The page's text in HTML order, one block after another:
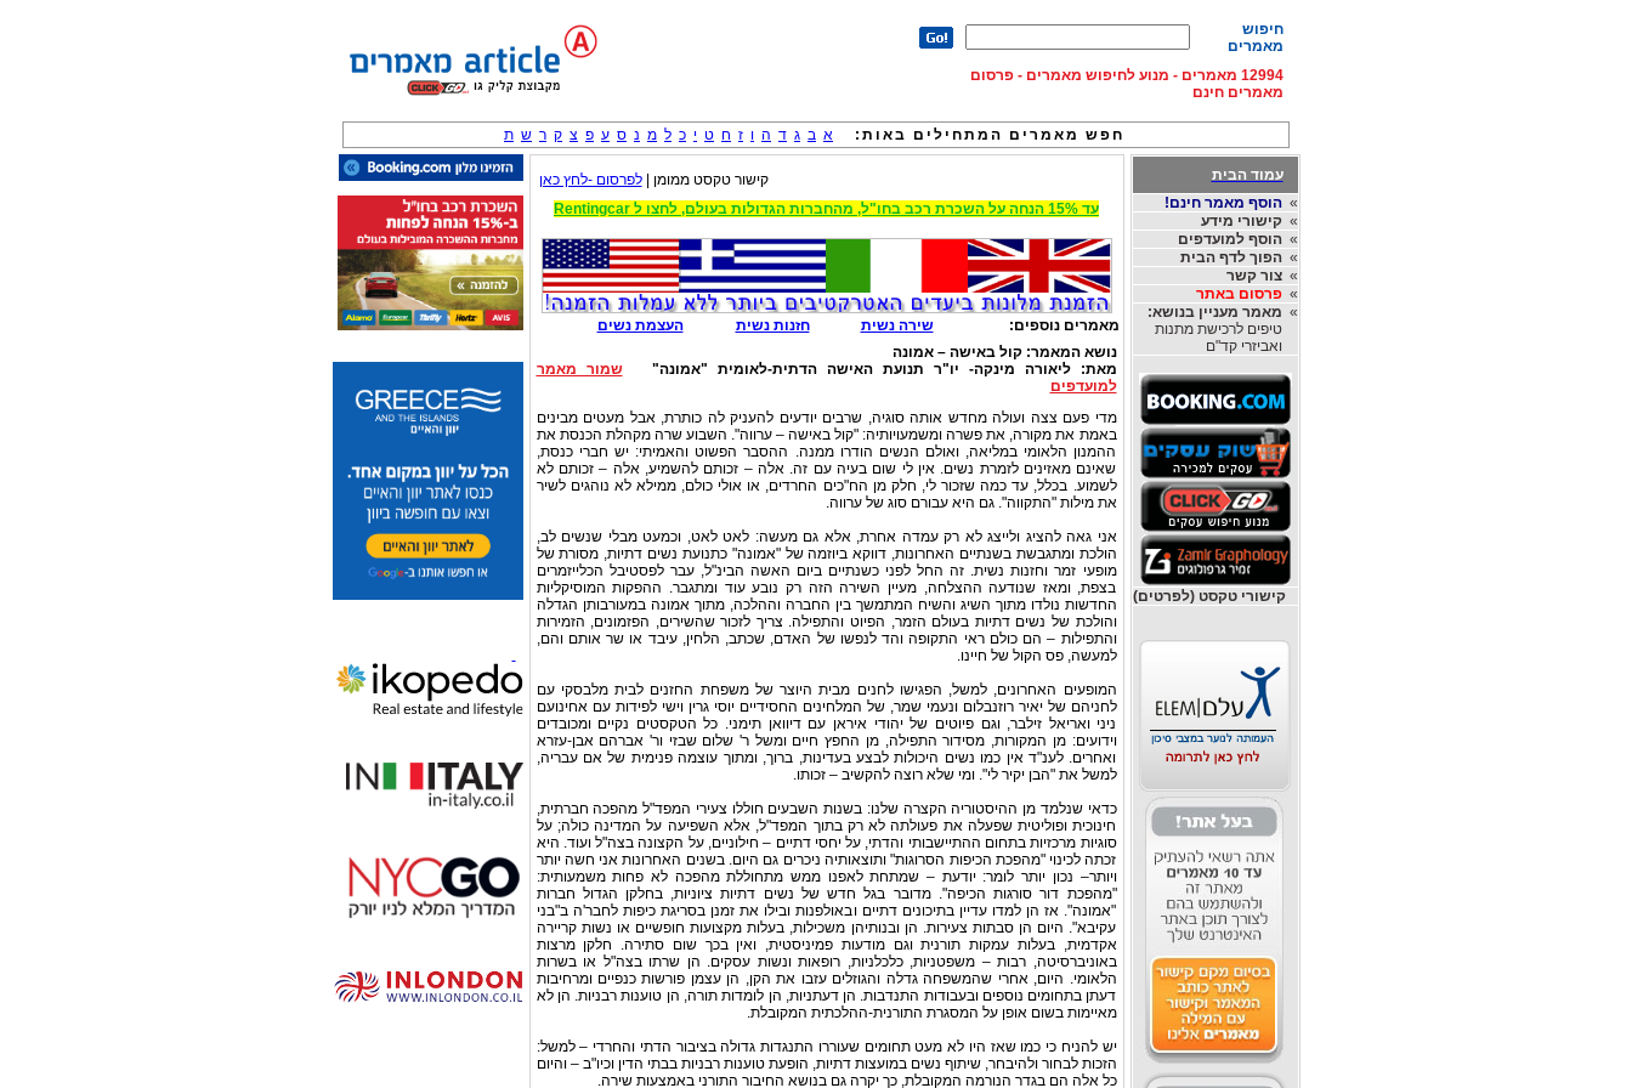
חיפוש
מאמרים
12994 מאמרים - מנוע לחיפוש מאמרים - פרסום
מאמרים חינם
חפש מאמרים המתחילים באות: א ב ג ד ה ו ז ח ט י כ ל מ נ ס ע פ צ ק ר ש ת
עמוד הבית
»הוסף מאמר חינם!
»קישורי מידע
»הוסף למועדפים
»הפוך לדף הבית
»צור קשר
»פרסום באתר
» מאמר מעניין בנושא:
טיפים לרכישת מתנות
ואביזרי קד"ם
קישורי טקסט (לפרטים)
קישור טקסט ממומן |לפרסום -לחץ כאן
עד 15% הנחה על השכרת רכב בחו"ל, מהחברות הגדולות בעולם, לחצו ל Rentingcar
מאמרים נוספים: שירה נשית חזנות נשית
העצמת נשים
נושא המאמר:קול באישה – אמונה
מאת:ליאורה מינקה- יו"ר תנועת האישה הדתית-לאומית "אמונה"שמור מאמר
למועדפים
מדי פעם צצה ועולה מחדש אותה סוגיה, שרבים יודעים להעניק לה כותרת, אבל מעטים מבינים
באמת את מקורה, את פשרה ומשמעויותיה: "קול באישה – ערווה". השבוע שרה מקהלת הכנסת את
ההמנון הלאומי במליאה, ואולם הנשים הודרו ממנה. ההסבר הפשוט והאמיתי: יש חברי כנסת,
שאינם מאזינים לזמרת נשים. אין לי שום בעיה עם זה. אלה – זכותם להשמיע, אלה – זכותם לא
לשמוע. בכלל, עד כמה שזכור לי, חלק מן הח"כים החרדים, או אולי כולם, ממילא לא נוהגים לשיר
את מילות "התקווה". גם היא עבורם סוג של ערווה.
אני גאה להציג ולייצג לא רק עמדה אחרת, אלא גם מעשה: לאט לאט, וכמעט מבלי שנשים לב,
הולכת ומתגבשת בשנתיים האחרונות, דווקא ביוזמה של "אמונה" כתנועת נשים דתיות, מסורת של
מופעי זמר וחזנות נשית. זה החל לפני כשנתיים ביום האשה הבינ"ל, עבר לפסטיבל הכלייזמרים
בצפת, ומאז שנודעה ההצלחה, מעיין השירה הזה רק נובע עוד ומתגבר. ההפקות המוסיקליות
החדשות נולדו מתוך השיג והשיח המתמשך בין החברה וההלכה, מתוך אמונה במעורבותן הגדלה
והולכת של נשים דתיות בעולם הזמר, הפיוט והתפילה. צריך לזכור שהשירים, הפזמונים, הזמירות
והתפילות – הם כולם ראי התקופה והד לנפשו של האדם, שכתב, הלחין, עיבד או שר אותם והם,
למעשה, פס הקול של חיינו.
המופעים האחרונים, למשל, הפגישו לחנים מבית היוצר של משפחת החזנים לבית מלבסקי עם
לחניהם של יאיר רוזנבלום ונעמי שמר, של המלחינים החסידיים יוסי גרין וישי לפידות עם אחינועם
ניני ואריאל זילבר, וגם פיוטים של יהודי איראן עם דיוואן תימני. כל הטקסטים נקיים ומכובדים
וידועים: מן המקורות, מסידור התפילה, מן החפץ חיים ומשל ר' שלום שבזי ור' אברהם אבן-עזרא
ואחרים. לענ"ד אין כמו נשים היכולות לבצע בעדינות, ברוך, ומתוך עוצמה פנימית של אם עבריה,
למשל את "הבן יקיר לי". ומי שלא רוצה להקשיב – זכותו.
כדאי שנלמד מן ההיסטוריה הקצרה שלנו: בשנות השבעים חוללו צעירי המפד"ל מהפכה חברתית,
חינוכית ופוליטית שפעלה את פעולתה לא רק בתוך המפד"ל, אלא השפיעה על המדינה כולה; על
סוגיות מרכזיות בתחום ההתיישבותי והדתי, על יחסי דתיים – חילוניים, על הקצונה בצה"ל ועוד. היא
זכתה לכינוי "מהפכת הכיפות הסרוגות" ותוצאותיה ניכרים גם היום. בשנים האחרונות אני חשה יותר
ויותר– נכון יותר לומר: יודעת – שמתחת לאפנו ממש מתחוללת מהפכה לא פחות משמעותית:
"מהפכת דור סורגות הכיפה". מדובר בגל חדש של נשים דתיות ציוניות, בחלקן הגדול חברות
"אמונה". אז הן למדו עדיין בתיכונים דתיים ובאולפנות ובילו את זמנן בסריגת כיפות לחבר'ה ב"בני
עקיבא". היום הן סבתות צעירות. הן ובנותיהן משכילות, בעלות מקצועות חופשיים או נשות קריירה
אקדמית, בעלות עמקות תורנית וגם מודעות פמיניסטית, ואין בכך שום סתירה. חלקן מרצות
באוניברסיטה, רבות – משפטניות, כלכלניות, רופאות ונשות עסקים. הן שרתו בצה"ל או בשרות
הלאומי. היום, אחרי שהמשפחה גדלה והגוזלים עזבו את הקן, הן עצמן פורשות כנפיים ומרחיבות
דעתן בתחומים נוספים ובעבודות התנדבות. הן דעתניות, הן לומדות תורה, הן טוענות רבניות. הן לא
מאיימות בשום אופן על המסגרת התורנית-ההלכתית המקובלת.
יש להניח כי כמו שאז היו לא מעט תחומים שעוררו התנגדות גדולה בציבור הדתי והחרדי – למשל:
הזכות לבחור ולהיבחר, שיתוף נשים במועצות דתיות, הופעת טוענות רבניות בבתי הדין וכיו"ב – והיום
כל אלה הם בגדר הנורמה המקובלת, כך יקרה גם בנושא החיבור התורני באמצעות שירה.